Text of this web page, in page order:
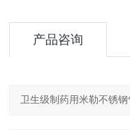
产品咨询